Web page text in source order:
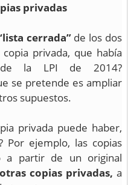
privadas
cerrada”de los dos
privada, que había
la LPI de 2014?
se pretende es ampliar
supuestos.
privada puede haber,
Por ejemplo, las copias
a partir de un original
otras copias privadas, a